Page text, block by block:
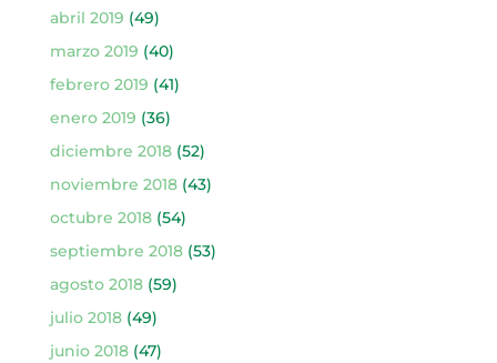
abril 2019 (49)
marzo 2019 (40)
febrero 2019 (41)
enero 2019 (36)
diciembre 2018(52)
noviembre 2018(43)
octubre 2018(54)
septiembre 2018(53)
agosto 2018(59)
julio 2018(49)
junio 2018(47)